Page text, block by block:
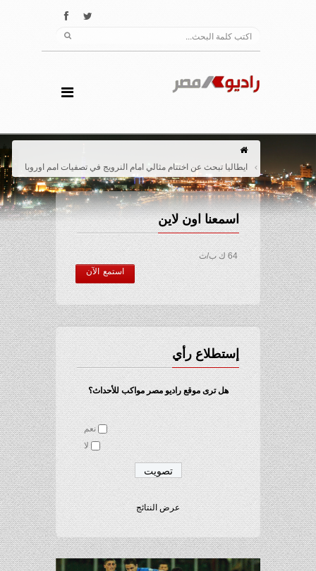
ايطاليا تبحث عن اختتام مثالي امام النرويج في تصفيات امم اوروبا
اسمعنا اون لاين
64 ك ب/ث
استمع الآن
إستطلاع رأي
هل ترى موقع راديو مصر مواكب للأحداث؟
نعم
لا
عرض النتائج